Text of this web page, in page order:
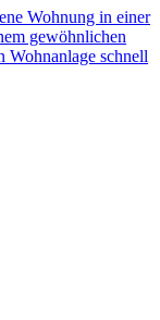
Wohnung in einer
gewöhnlichen
schnell